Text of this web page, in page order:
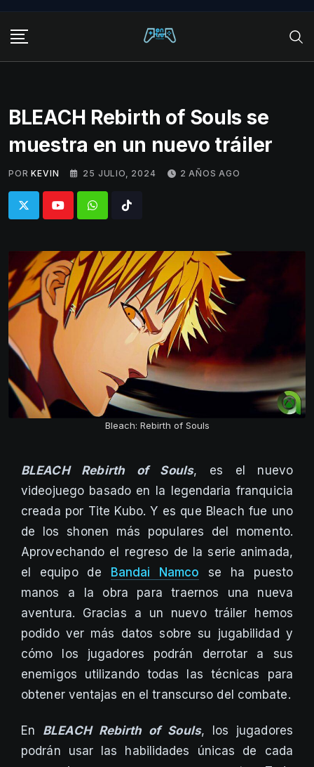
content
BLEACH Rebirth of Souls se
muestra en un nuevo tráiler
POR KEVIN 25 JULIO, 2024 2 AÑOS AGO
WhatsappTiktok
Bleach: Rebirth of Souls
BLEACH Rebirth of Souls, es el nuevo
videojuego basado en la legendaria franquicia
creada por Tite Kubo. Y es que Bleach fue uno
de los shonen más populares del momento.
Aprovechando el regreso de la serie animada,
el equipo de
Bandai Namco se ha puesto
manos a la obra para traernos una nueva
aventura. Gracias a un nuevo tráiler hemos
podido ver más datos sobre su jugabilidad y
cómo los jugadores podrán derrotar a sus
enemigos utilizando todas las técnicas para
obtener ventajas en el transcurso del combate.
En BLEACH Rebirth of Souls, los jugadores
podrán usar las habilidades únicas de cada